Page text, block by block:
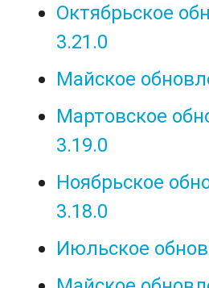
Октябрьское
3.21.0
Майское
Мартовское
3.19.0
Ноябрьское
3.18.0
Июльское